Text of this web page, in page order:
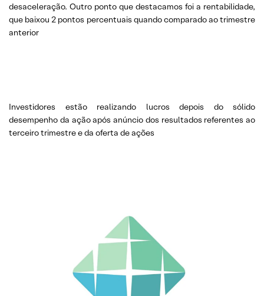
desaceleração. Outro ponto que destacamos foi a rentabilidade,
que baixou 2 pontos percentuais quando comparado ao trimestre
anterior
Investidores estão realizando lucros depois do sólido
desempenho da ação após anúncio dos resultados referentes ao
terceiro trimestre e da oferta de ações